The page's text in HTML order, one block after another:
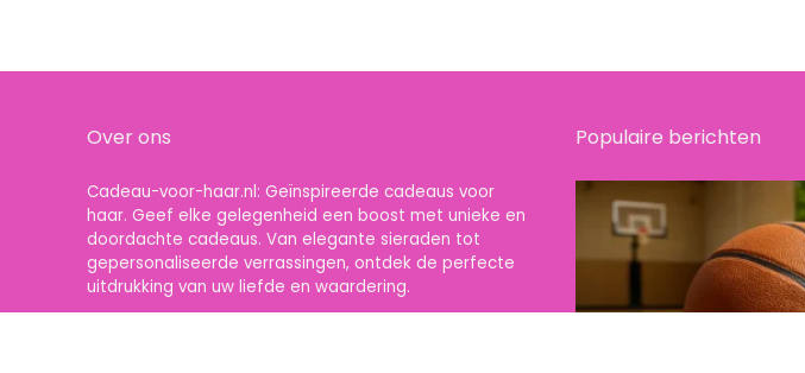
Over ons
Cadeau-voor-haar.nl: Geïnspireerde cadeaus voor
haar. Geef elke gelegenheid een boost met unieke en
doordachte cadeaus. Van elegante sieraden tot
gepersonaliseerde verrassingen, ontdek de perfecte
uitdrukking van uw liefde en waardering.
Populaire berichten